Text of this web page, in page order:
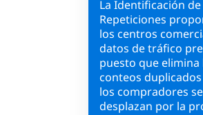
La Identificación de
Repeticiones
los centros
datos de tráfico
puesto que elimina
conteos
los compradores se
desplazan por la